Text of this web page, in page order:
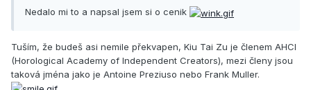
Nedalo mi to a napsal jsem si o cenik
Tuším, že budeš asi nemile překvapen, Kiu Tai Zu je členem AHCI
(Horological Academy of Independent Creators), mezi členy jsou
taková jména jako je Antoine Preziuso nebo Frank Muller.